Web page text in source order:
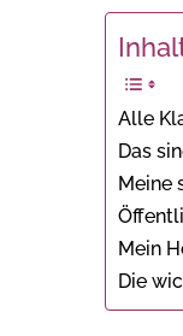
Alle
Das
Meine
Mein
Die